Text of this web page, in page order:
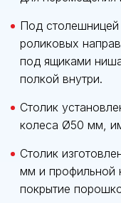
Под
роликовых
под ящиками
полкой внутри.
Столик
колеса Ø50 мм,
Столик
мм и профильной
покрытие